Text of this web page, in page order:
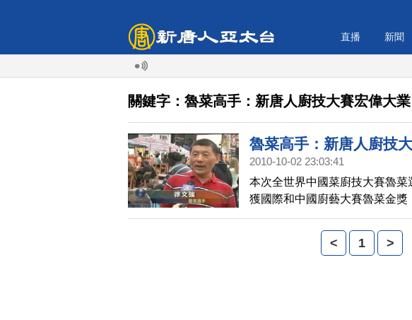
直播 新聞
關鍵字：魯菜高手：新唐人廚技大賽宏偉大業
魯菜高手：新唐人廚技
2010-10-02 23:03:41
本次全世界中國菜廚技大賽魯
獲國際和中國廚藝大賽魯菜金
全世界介紹中國飲食文化表示
< 1 >